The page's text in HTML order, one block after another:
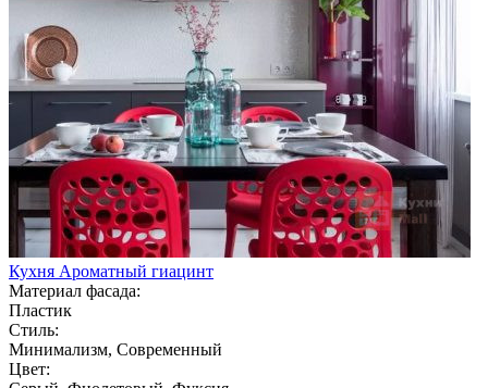
Кухня Ароматный гиацинт
Материал фасада:
Пластик
Стиль:
Минимализм, Современный
Цвет: